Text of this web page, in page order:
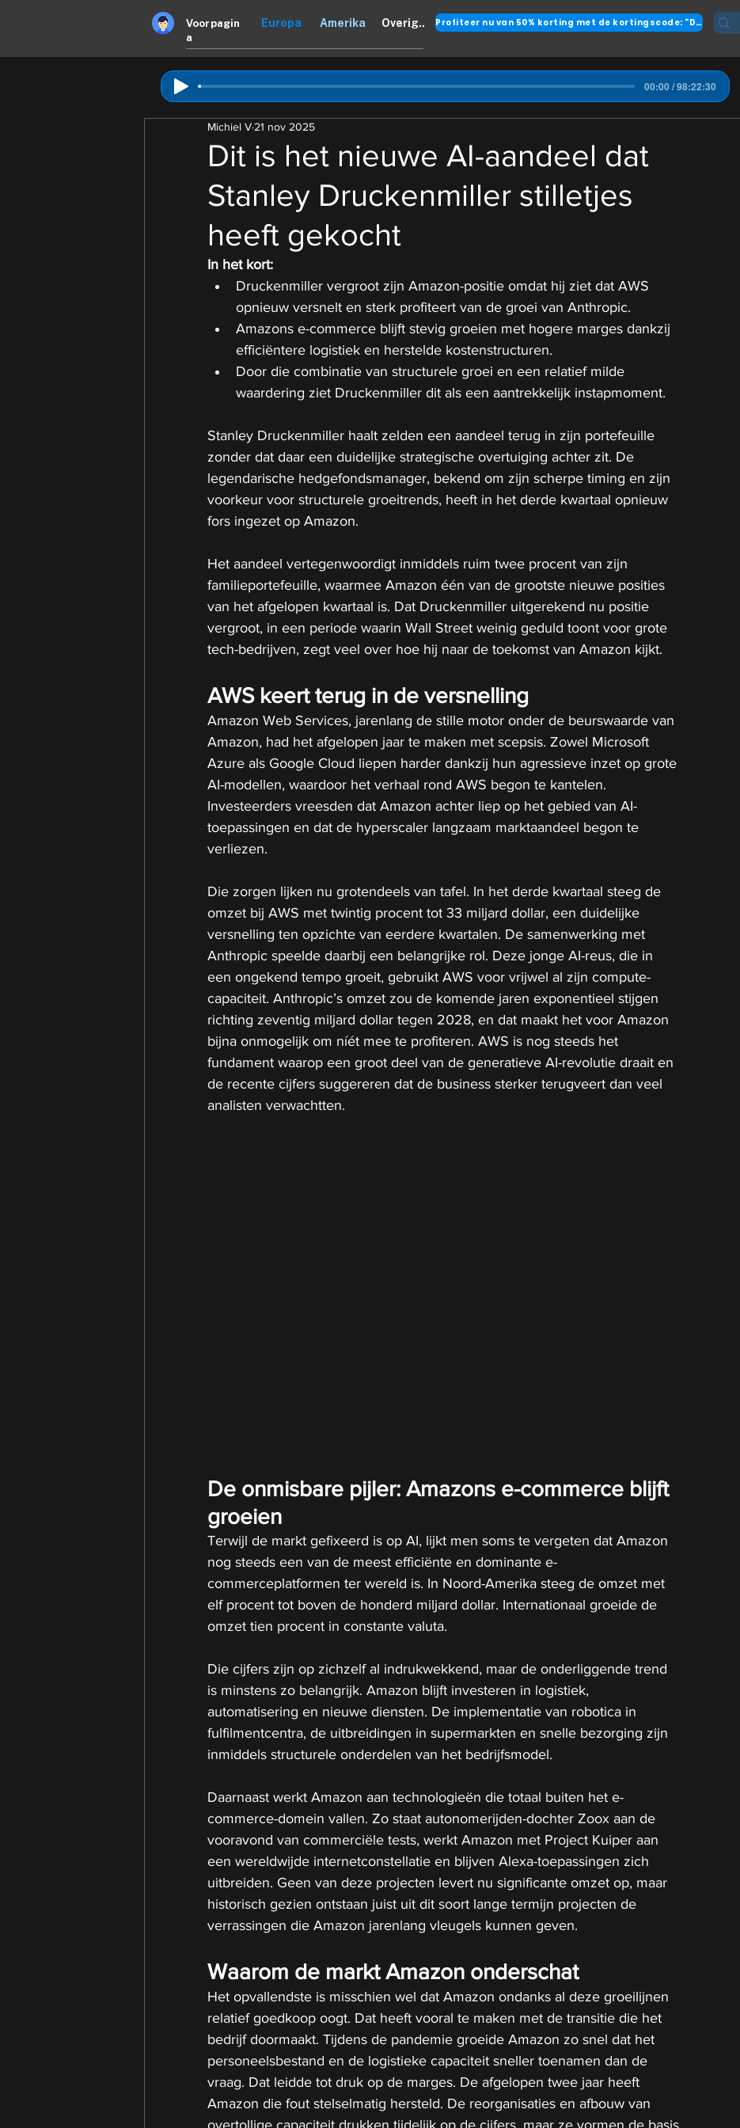
Voorpagin
a
Europa Amerika Overig.. Profiteer nu van 50% korting met de kortingscode: "DANK"
00:00 / 98:22:30
Dit is het nieuwe AI-aandeel dat
Stanley Druckenmiller stilletjes
heeft gekocht
Michiel V 21 nov 2025
In het kort:
Druckenmiller vergroot zijn Amazon-positie omdat hij ziet dat AWS
opnieuw versnelt en sterk profiteert van de groei van Anthropic.
Amazons e-commerce blijft stevig groeien met hogere marges dankzij
efficiëntere logistiek en herstelde kostenstructuren.
Door die combinatie van structurele groei en een relatief milde
waardering ziet Druckenmiller dit als een aantrekkelijk instapmoment.
Stanley Druckenmiller haalt zelden een aandeel terug in zijn portefeuille
zonder dat daar een duidelijke strategische overtuiging achter zit. De
legendarische hedgefondsmanager, bekend om zijn scherpe timing en zijn
voorkeur voor structurele groeitrends, heeft in het derde kwartaal opnieuw
fors ingezet op Amazon.
Het aandeel vertegenwoordigt inmiddels ruim twee procent van zijn
familieportefeuille, waarmee Amazon één van de grootste nieuwe posities
van het afgelopen kwartaal is. Dat Druckenmiller uitgerekend nu positie
vergroot, in een periode waarin Wall Street weinig geduld toont voor grote
tech-bedrijven, zegt veel over hoe hij naar de toekomst van Amazon kijkt.
AWS keert terug in de versnelling
Amazon Web Services, jarenlang de stille motor onder de beurswaarde van
Amazon, had het afgelopen jaar te maken met scepsis. Zowel Microsoft
Azure als Google Cloud liepen harder dankzij hun agressieve inzet op grote
AI-modellen, waardoor het verhaal rond AWS begon te kantelen.
Investeerders vreesden dat Amazon achter liep op het gebied van AI-
toepassingen en dat de hyperscaler langzaam marktaandeel begon te
verliezen.
Die zorgen lijken nu grotendeels van tafel. In het derde kwartaal steeg de
omzet bij AWS met twintig procent tot 33 miljard dollar, een duidelijke
versnelling ten opzichte van eerdere kwartalen. De samenwerking met
Anthropic speelde daarbij een belangrijke rol. Deze jonge AI-reus, die in
een ongekend tempo groeit, gebruikt AWS voor vrijwel al zijn compute-
capaciteit. Anthropic’s omzet zou de komende jaren exponentieel stijgen
richting zeventig miljard dollar tegen 2028, en dat maakt het voor Amazon
bijna onmogelijk om níét mee te profiteren. AWS is nog steeds het
fundament waarop een groot deel van de generatieve AI-revolutie draait en
de recente cijfers suggereren dat de business sterker terugveert dan veel
analisten verwachtten.
De onmisbare pijler: Amazons e-commerce blijft
groeien
Terwijl de markt gefixeerd is op AI, lijkt men soms te vergeten dat Amazon
nog steeds een van de meest efficiënte en dominante e-
commerceplatformen ter wereld is. In Noord-Amerika steeg de omzet met
elf procent tot boven de honderd miljard dollar. Internationaal groeide de
omzet tien procent in constante valuta.
Die cijfers zijn op zichzelf al indrukwekkend, maar de onderliggende trend
is minstens zo belangrijk. Amazon blijft investeren in logistiek,
automatisering en nieuwe diensten. De implementatie van robotica in
fulfilmentcentra, de uitbreidingen in supermarkten en snelle bezorging zijn
inmiddels structurele onderdelen van het bedrijfsmodel.
Daarnaast werkt Amazon aan technologieën die totaal buiten het e-
commerce-domein vallen. Zo staat autonomerijden-dochter Zoox aan de
vooravond van commerciële tests, werkt Amazon met Project Kuiper aan
een wereldwijde internetconstellatie en blijven Alexa-toepassingen zich
uitbreiden. Geen van deze projecten levert nu significante omzet op, maar
historisch gezien ontstaan juist uit dit soort lange termijn projecten de
verrassingen die Amazon jarenlang vleugels kunnen geven.
Waarom de markt Amazon onderschat
Het opvallendste is misschien wel dat Amazon ondanks al deze groeilijnen
relatief goedkoop oogt. Dat heeft vooral te maken met de transitie die het
bedrijf doormaakt. Tijdens de pandemie groeide Amazon zo snel dat het
personeelsbestand en de logistieke capaciteit sneller toenamen dan de
vraag. Dat leidde tot druk op de marges. De afgelopen twee jaar heeft
Amazon die fout stelselmatig hersteld. De reorganisaties en afbouw van